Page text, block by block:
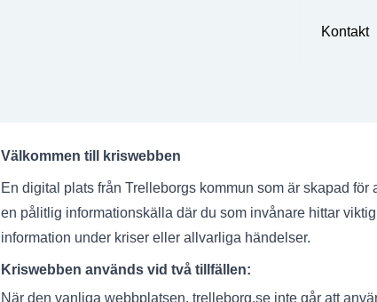
Kontakt
Välkommen till kriswebben
En digital plats från Trelleborgs kommun som är skapad för
en pålitlig informationskälla där du som invånare hittar viktig
information under kriser eller allvarliga händelser.
Kriswebben används vid två tillfällen:
När den vanliga webbplatsen, trelleborg.se inte går att